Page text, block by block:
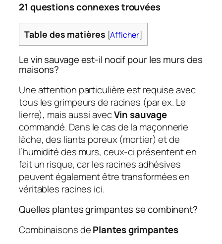
21 questions connexes trouvées
Table des matières [Afficher]
Le vin sauvage est-il nocif pour les murs des
maisons?
Une attention particulière est requise avec
tous les grimpeurs de racines (par ex. Le
lierre), mais aussi avecVin sauvage
commandé. Dans le cas de la maçonnerie
lâche, des liants poreux (mortier) et de
l’humidité des murs, ceux-ci présentent en
fait un risque, car les racines adhésives
peuvent également être transformées en
véritables racines ici.
Quelles plantes grimpantes se combinent?
Combinaisons dePlantes grimpantes